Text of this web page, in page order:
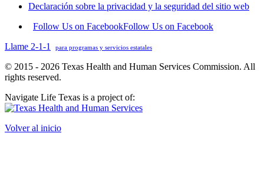
Declaración sobre la privacidad y la seguridad del sitio web
Follow Us on FacebookFollow Us on Facebook
Llame 2-1-1
para programas y servicios estatales
© 2015 - 2026 Texas Health and Human Services Commission. All
rights reserved.
Navigate Life Texas is a project of:
Volver al inicio